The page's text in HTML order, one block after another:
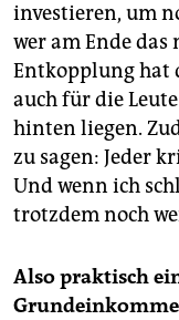
investieren, um
wer am Ende
Entkopplung hat
auch für die
hinten liegen.
zu sagen: Jeder
Und wenn ich
trotzdem noch
Also praktisch